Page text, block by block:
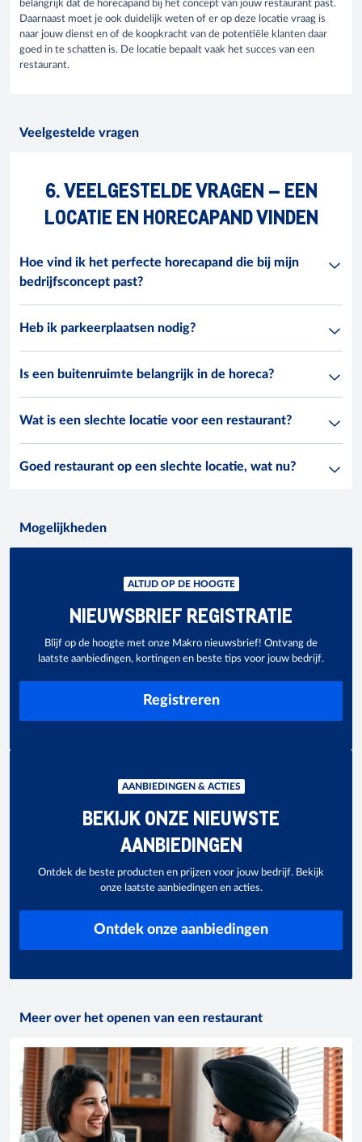
belangrijk dat de horecapand bij het concept van jouw restaurant past.
Daarnaast moet je ook duidelijk weten of er op deze locatie vraag is
naar jouw dienst en of de koopkracht van de potentiële klanten daar
goed in te schatten is. De locatie bepaalt vaak het succes van een
restaurant.
Veelgestelde vragen
6. VEELGESTELDE VRAGEN – EEN
LOCATIE EN HORECAPAND VINDEN
Hoe vind ik het perfecte horecapand die bij mijn
bedrijfsconcept past?
Heb ik parkeerplaatsen nodig?
Is een buitenruimte belangrijk in de horeca?
Wat is een slechte locatie voor een restaurant?
Goed restaurant op een slechte locatie, wat nu?
Mogelijkheden
ALTIJD OP DE HOOGTE
NIEUWSBRIEF REGISTRATIE
Blijf op de hoogte met onze Makro nieuwsbrief! Ontvang de
laatste aanbiedingen, kortingen en beste tips voor jouw bedrijf.
Registreren
AANBIEDINGEN & ACTIES
BEKIJK ONZE NIEUWSTE
AANBIEDINGEN
Ontdek de beste producten en prijzen voor jouw bedrijf. Bekijk
onze laatste aanbiedingen en acties.
Ontdek onze aanbiedingen
Meer over het openen van een restaurant